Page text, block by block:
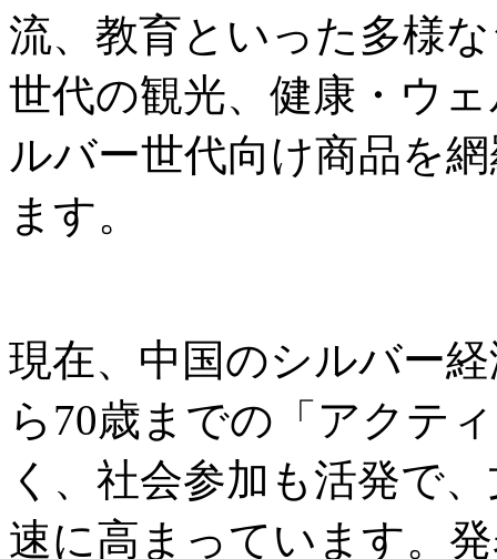
流、教育といった多様
世代の観光、健康・ウ
ルバー世代向け商品を
ます。
現在、中国のシルバー
ら70歳までの「アクテ
く、社会参加も活発で
速に高まっています。